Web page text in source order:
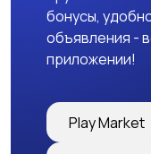
бонусы,
объявления -
приложении!
Play Market